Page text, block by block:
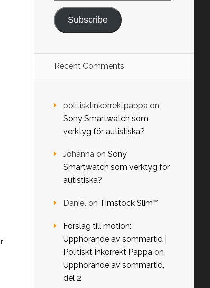
Address
Subscribe
Recent Comments
politisktinkorrektpappa on
Sony Smartwatch som
verktyg för autistiska?
Johanna on Sony
Smartwatch som verktyg för
autistiska?
Daniel on Timstock Slim™
Förslag till motion:
Upphörande av sommartid |
Politiskt Inkorrekt Pappa on
Upphörande av sommartid,
del 2.